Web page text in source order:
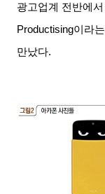
광고업계 전반에
Productising이라
만났다.